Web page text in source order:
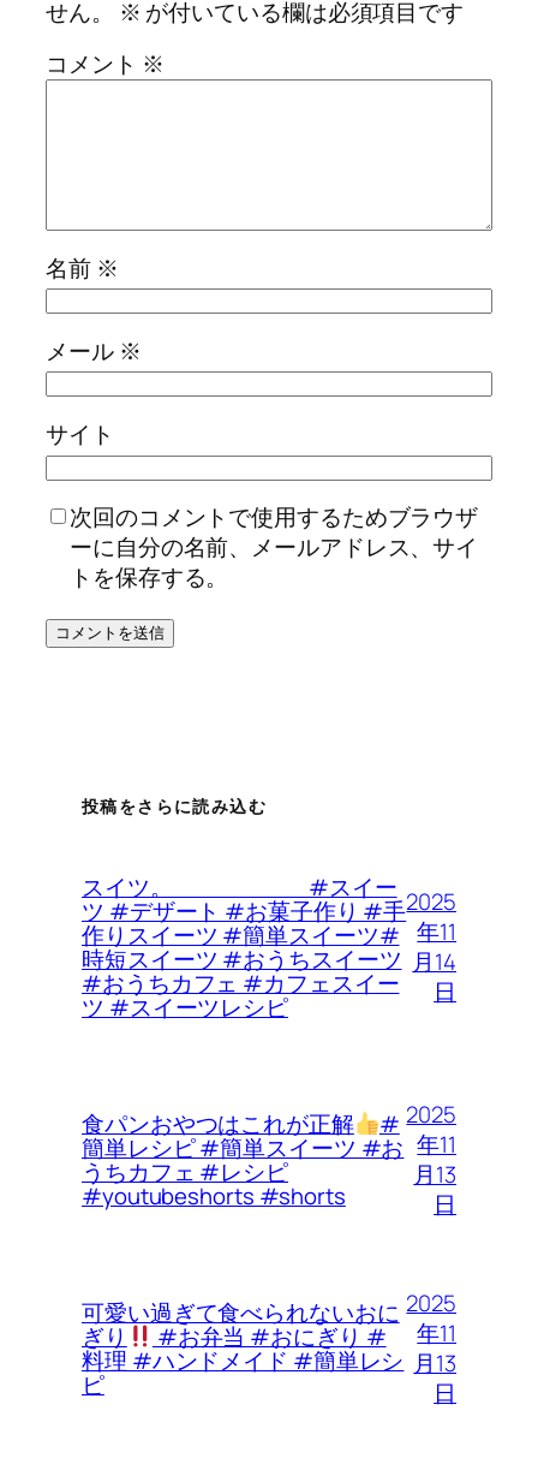
せん。 ※ が付いている欄は必須項目です
コメント ※
名前 ※
メール ※
サイト
次回のコメントで使用するためブラウザ
ーに自分の名前、メールアドレス、サイ
トを保存する。
投稿をさらに読み込む
スイツ。 #スイー
ツ #デザート #お菓子作り #手
作りスイーツ #簡単スイーツ#
時短スイーツ #おうちスイーツ
#おうちカフェ #カフェスイー
ツ #スイーツレシピ
2025
年11
月14
日
食パンおやつはこれが正解 #
簡単レシピ #簡単スイーツ #お
うちカフェ #レシピ
#youtubeshorts #shorts
2025
年11
月13
日
可愛い過ぎて食べられないおに
ぎり #お弁当 #おにぎり #
料理 #ハンドメイド #簡単レシ
ピ
2025
年11
月13
日